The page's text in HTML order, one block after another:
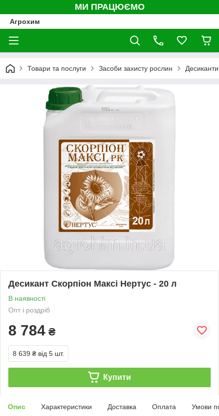
МИ ПРАЦЮЄМО
Агрохим
Товари та послуги Засоби захисту рослин Десиканти
Десикант Скорпіон Максі Нертус - 20 л
В наявності
Опт і роздріб
8 784 ₴
8 639 ₴ від 5 шт.
Купити
Опис Характеристики Доставка Оплата Умови